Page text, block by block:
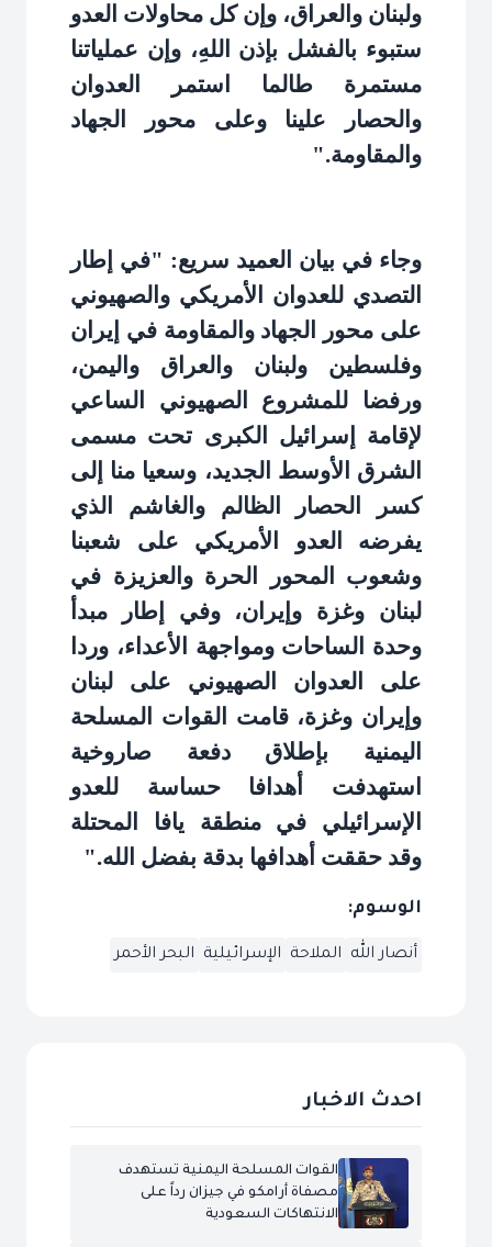
ولبنان والعراق، وإن كل محاولات العدو
ستبوء بالفشل بإذن اللهِ، وإن عملياتنا
مستمرة طالما استمر العدوان
والحصار علينا وعلى محور الجهاد
والمقاومة".
وجاء في بيان العميد سريع: "في إطار
التصدي للعدوان الأمريكي والصهيوني
على محور الجهاد والمقاومة في إيران
وفلسطين ولبنان والعراق واليمن،
ورفضا للمشروع الصهيوني الساعي
لإقامة إسرائيل الكبرى تحت مسمى
الشرق الأوسط الجديد، وسعيا منا إلى
كسر الحصار الظالم والغاشم الذي
يفرضه العدو الأمريكي على شعبنا
وشعوب المحور الحرة والعزيزة في
لبنان وغزة وإيران، وفي إطار مبدأ
وحدة الساحات ومواجهة الأعداء، وردا
على العدوان الصهيوني على لبنان
وإيران وغزة، قامت القوات المسلحة
اليمنية بإطلاق دفعة صاروخية
استهدفت أهدافا حساسة للعدو
الإسرائيلي في منطقة يافا المحتلة
وقد حققت أهدافها بدقة بفضل الله".
الوسوم:
أنصار الله الملاحة الإسرائيلية البحر الأحمر
احدث الاخبار
القوات المسلحة اليمنية تستهدف
مصفاة أرامكو في جيزان رداً على
الانتهاكات السعودية